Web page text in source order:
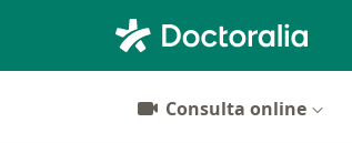
Consulta online